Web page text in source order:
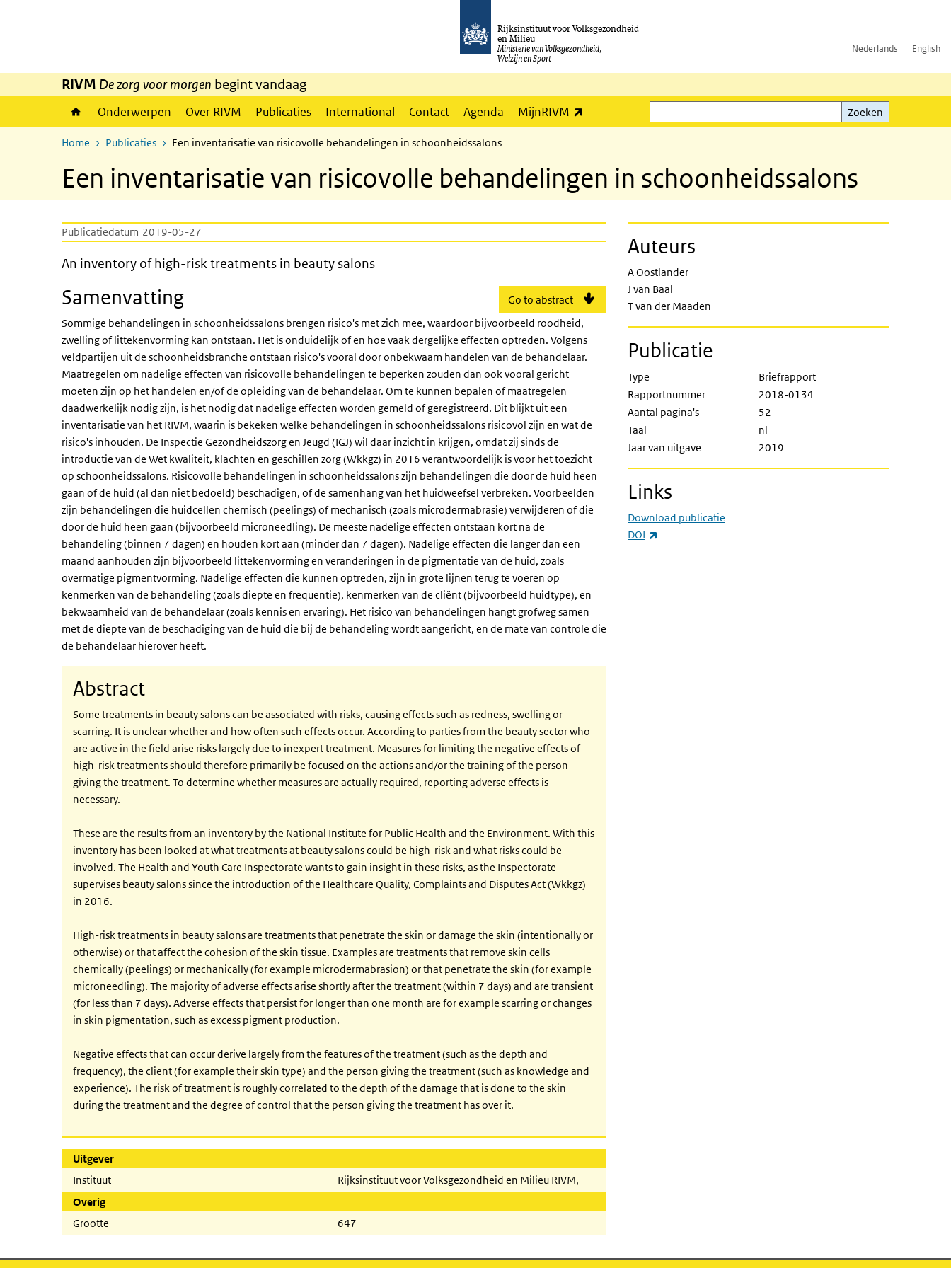
Rijksinstituut voor Volksgezondheid
en Milieu
Ministerie van Volksgezondheid,
Welzijn en Sport
Nederlands English
RIVM De zorg voor morgen begint vandaag
Onderwerpen Over RIVM Publicaties International Contact Agenda MijnRIVM
Zoeken
Zoeken
Home Publicaties Een inventarisatie van risicovolle behandelingen in schoonheidssalons
Een inventarisatie van risicovolle behandelingen in schoonheidssalons
Publicatiedatum 2019-05-27
An inventory of high-risk treatments in beauty salons
An inventory of high-risk treatments in beauty salons
Go to abstract
Samenvatting
Sommige behandelingen in schoonheidssalons brengen risico's met zich mee, waardoor bijvoorbeeld roodheid,
zwelling of littekenvorming kan ontstaan. Het is onduidelijk of en hoe vaak dergelijke effecten optreden. Volgens
veldpartijen uit de schoonheidsbranche ontstaan risico's vooral door onbekwaam handelen van de behandelaar.
Maatregelen om nadelige effecten van risicovolle behandelingen te beperken zouden dan ook vooral gericht
moeten zijn op het handelen en/of de opleiding van de behandelaar. Om te kunnen bepalen of maatregelen
daadwerkelijk nodig zijn, is het nodig dat nadelige effecten worden gemeld of geregistreerd. Dit blijkt uit een
inventarisatie van het RIVM, waarin is bekeken welke behandelingen in schoonheidssalons risicovol zijn en wat de
risico's inhouden. De Inspectie Gezondheidszorg en Jeugd (IGJ) wil daar inzicht in krijgen, omdat zij sinds de
introductie van de Wet kwaliteit, klachten en geschillen zorg (Wkkgz) in 2016 verantwoordelijk is voor het toezicht
op schoonheidssalons. Risicovolle behandelingen in schoonheidssalons zijn behandelingen die door de huid heen
gaan of de huid (al dan niet bedoeld) beschadigen, of de samenhang van het huidweefsel verbreken. Voorbeelden
zijn behandelingen die huidcellen chemisch (peelings) of mechanisch (zoals microdermabrasie) verwijderen of die
door de huid heen gaan (bijvoorbeeld microneedling). De meeste nadelige effecten ontstaan kort na de
behandeling (binnen 7 dagen) en houden kort aan (minder dan 7 dagen). Nadelige effecten die langer dan een
maand aanhouden zijn bijvoorbeeld littekenvorming en veranderingen in de pigmentatie van de huid, zoals
overmatige pigmentvorming. Nadelige effecten die kunnen optreden, zijn in grote lijnen terug te voeren op
kenmerken van de behandeling (zoals diepte en frequentie), kenmerken van de cliënt (bijvoorbeeld huidtype), en
bekwaamheid van de behandelaar (zoals kennis en ervaring). Het risico van behandelingen hangt grofweg samen
met de diepte van de beschadiging van de huid die bij de behandeling wordt aangericht, en de mate van controle die
de behandelaar hierover heeft.
Abstract
Some treatments in beauty salons can be associated with risks, causing effects such as redness, swelling or
scarring. It is unclear whether and how often such effects occur. According to parties from the beauty sector who
are active in the field arise risks largely due to inexpert treatment. Measures for limiting the negative effects of
high-risk treatments should therefore primarily be focused on the actions and/or the training of the person
giving the treatment. To determine whether measures are actually required, reporting adverse effects is
necessary.
These are the results from an inventory by the National Institute for Public Health and the Environment. With this
inventory has been looked at what treatments at beauty salons could be high-risk and what risks could be
involved. The Health and Youth Care Inspectorate wants to gain insight in these risks, as the Inspectorate
supervises beauty salons since the introduction of the Healthcare Quality, Complaints and Disputes Act (Wkkgz)
in 2016.
High-risk treatments in beauty salons are treatments that penetrate the skin or damage the skin (intentionally or
otherwise) or that affect the cohesion of the skin tissue. Examples are treatments that remove skin cells
chemically (peelings) or mechanically (for example microdermabrasion) or that penetrate the skin (for example
microneedling). The majority of adverse effects arise shortly after the treatment (within 7 days) and are transient
(for less than 7 days). Adverse effects that persist for longer than one month are for example scarring or changes
in skin pigmentation, such as excess pigment production.
Negative effects that can occur derive largely from the features of the treatment (such as the depth and
frequency), the client (for example their skin type) and the person giving the treatment (such as knowledge and
experience). The risk of treatment is roughly correlated to the depth of the damage that is done to the skin
during the treatment and the degree of control that the person giving the treatment has over it.
Uitgever
Instituut
Rijksinstituut voor Volksgezondheid en Milieu RIVM,
Overig
Grootte
647
Auteurs
A Oostlander
J van Baal
T van der Maaden
Publicatie
Type
Briefrapport
Rapportnummer
2018-0134
Aantal pagina's
52
Taal
nl
Jaar van uitgave
2019
Links
Download publicatie
DOI